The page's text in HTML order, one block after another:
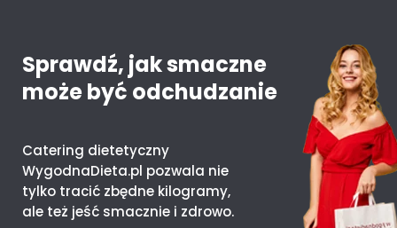
Sprawdź, jak smaczne
może być odchudzanie
Catering dietetyczny
WygodnaDieta.pl pozwala nie
tylko tracić zbędne kilogramy,
ale też jeść smacznie i zdrowo.